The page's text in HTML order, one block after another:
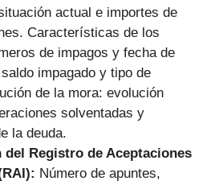
actual e importes de
Características de los
de impagos y fecha de
impagado y tipo de
de la mora: evolución
solventadas y
la deuda.
del Registro de Aceptaciones
Número de apuntes,